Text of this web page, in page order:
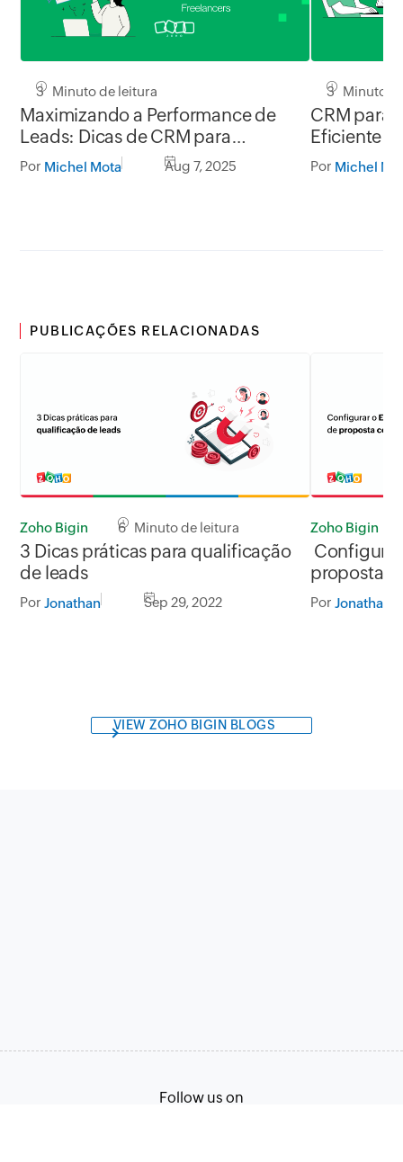
3 Minuto de leitura
Maximizando a Performance de
Leads: Dicas de CRM para
Freelancers
Por Michel Mota Aug 7, 2025
3 Minuto
CRM para
Eficiente
Por Michel
PUBLICAÇÕES RELACIONADAS
Zoho Bigin 6 Minuto de leitura
3 Dicas práticas para qualificação
de leads
Por Jonathan Sep 29, 2022
Zoho Bigin
proposta
Por Jonathan
VIEW ZOHO BIGIN BLOGS
Follow us on